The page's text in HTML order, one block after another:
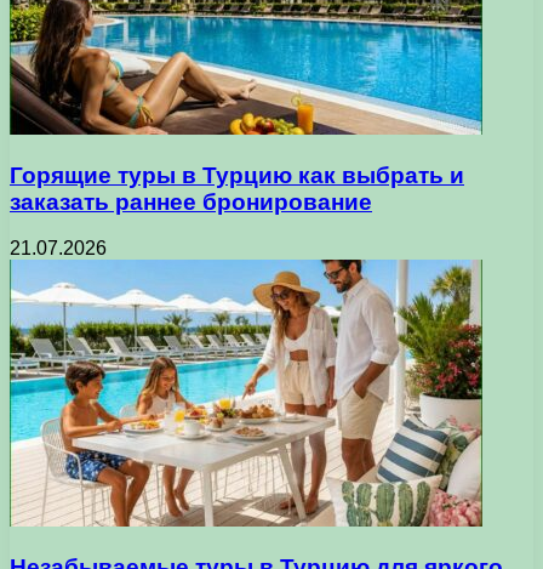
Горящие туры в Турцию как выбрать и
заказать раннее бронирование
21.07.2026